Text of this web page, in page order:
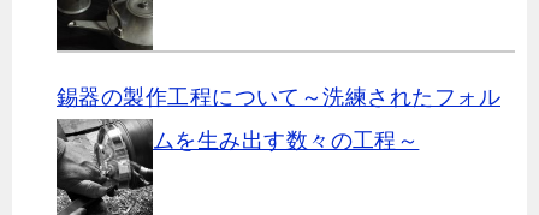
錫器の製作工程について～洗練されたフォル
ムを生み出す数々の工程～